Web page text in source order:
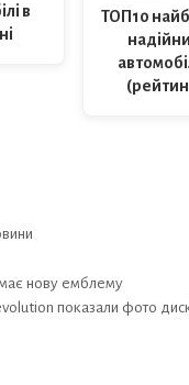
в
ТОП10
нову емблему
показали фото